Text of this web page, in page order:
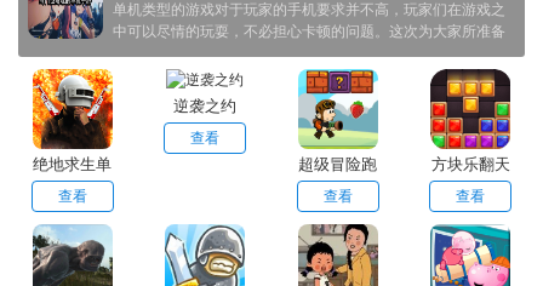
单机类型的游戏对于玩家的手机要求并不高，玩家们在游戏之
中可以尽情的玩耍，不必担心卡顿的问题。这次为大家所准备
的单机游戏，虽然可能很多玩家都没挺多，但是游戏的可玩性
还是很棒的。欢迎大家前来尝试一下！
绝地求生单
机版
查看
逆袭之约
查看
超级冒险跑
步
查看
方块乐翻天
查看